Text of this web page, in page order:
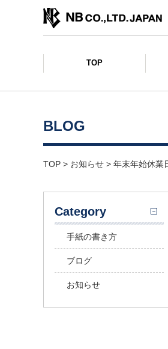
TOP
BLOG
TOP > お知らせ > 年末年始休業
Category
手紙の書き方
ブログ
お知らせ